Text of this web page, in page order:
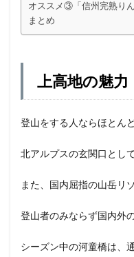
オススメ③「信州完熟り
まとめ
上高地の魅力
登山をする人ならほとん
北アルプスの玄関口として
また、国内屈指の山岳リ
登山者のみならず国内外
シーズン中の河童橋は、